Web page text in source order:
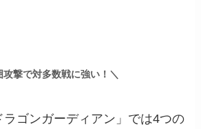
攻撃で対多数戦に強い！＼
ラゴンガーディアン」では4つの